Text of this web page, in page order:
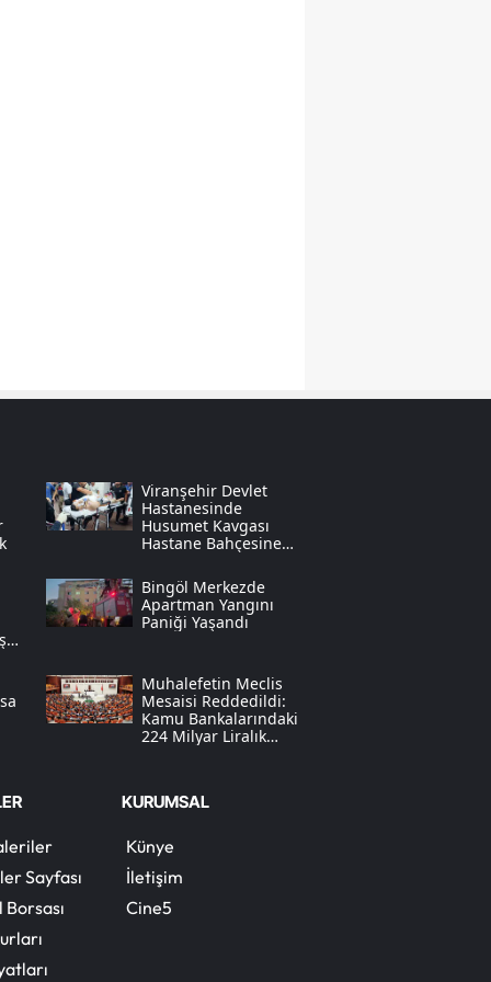
Şanlıurfa
Van
Yozgat
Zonguldak
Aksaray
Karaman
Batman
Şırnak
Bartın
Viranşehir Devlet
Hastanesinde
Husumet Kavgası
Hastane Bahçesine
Bingöl Merkezde
Apartman Yangını
Paniği Yaşandı
Muhalefetin Meclis
Mesaisi Reddedildi:
Kamu Bankalarındaki
224 Milyar Liralık
Sayfası
KURUMSAL
Künye
İletişim
Cine5